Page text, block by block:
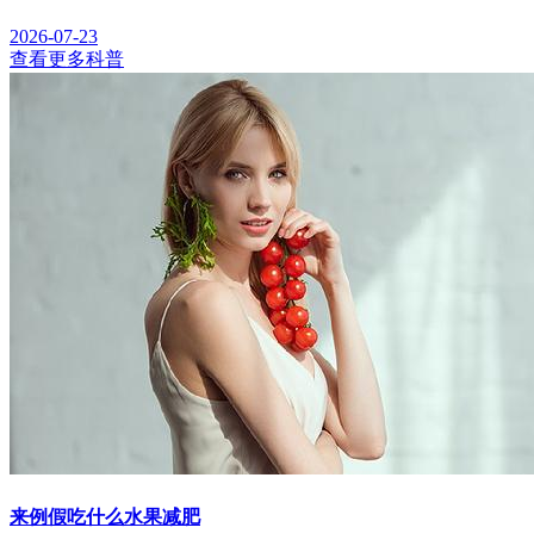
2026-07-23
查看更多科普
来例假吃什么水果减肥